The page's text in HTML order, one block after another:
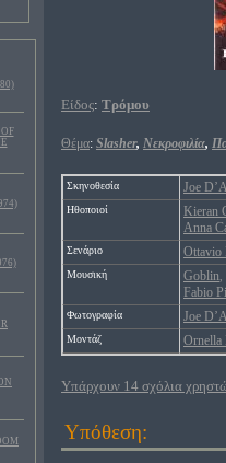
Είδος: Τρόμου
Θέμα: Slasher, Νεκροφιλία,
Σκηνοθεσία Joe
Ηθοποιοί
Kieran
Anna
Σενάριο Ottavio
Μουσική Goblin
Fabio
Φωτογραφία Joe
Μοντάζ Ornella
Υπάρχουν 14 σχόλια
Υπόθεση: